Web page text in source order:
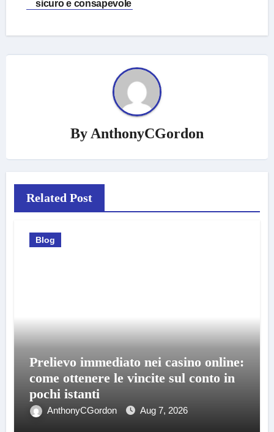
sicuro e consapevole
By AnthonyCGordon
Related Post
Blog
Prelievo immediato nei casino online:
come ottenere le vincite sul conto in
pochi istanti
AnthonyCGordon Aug 7, 2026